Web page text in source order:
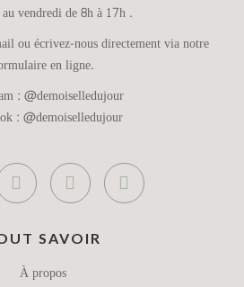
vendredi de 8h à 17h .
ou écrivez-nous directement via notre
en ligne.
:@demoiselledujour
:@demoiselledujour
SAVOIR
À propos